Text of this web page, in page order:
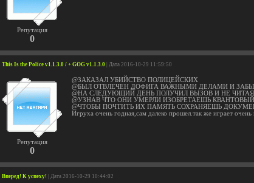
Репутация
0
This Is the Police v1.1.3.0 / + GOG v1.1.3.0 | Дата 2016-10-29 11:59:50
Репутация
0
@ЗАКАЗАЛ УБИЙСТВО ПОЛИЦЕЙСКИХ
@БЫЛ ОТВЛЕЧЕН ДОФИГА ВАЖНЫМИ ДЕЛАМИ И
@НА СЛЕДУЮЩИЙ ДЕНЬ ПОЛУЧИЛ ВЫЗОВ И НЕ
@УЗНАВ ЧТО ОНИ УМЕРЛИ ИЗОБРЕТАЕШЬ
@ЧТОБЫ ПОЧТИТЬ ИХ ПАМЯТЬ СОХРАНЯЕШЬ
Игруха очень годная,сам далеко прошел.так же играет
Вперед! К успеху! | Дата 2016-10-29 10:44:02